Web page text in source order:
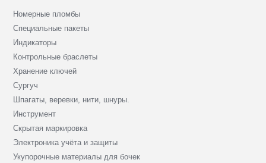
Номерные пломбы
Специальные пакеты
Индикаторы
Контрольные браслеты
Хранение ключей
Сургуч
Шпагаты, веревки, нити, шнуры.
Инструмент
Скрытая маркировка
Электроника учёта и защиты
Укупорочные материалы для бочек